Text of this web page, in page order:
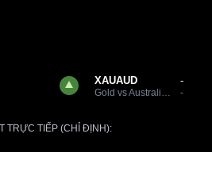
XAUAUD
Gold vs Australian Dollar
-
-
TRỰC TIẾP (CHỈ ĐỊNH):